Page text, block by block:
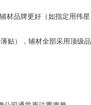
材品牌更好（如指定用伟星
贴），辅材全部采用顶级品